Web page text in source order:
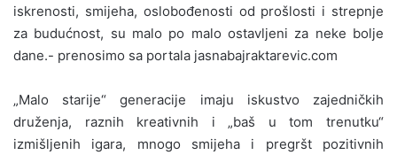
iskrenosti, smijeha, oslobođenosti od prošlosti i strepnje
za budućnost, su malo po malo ostavljeni za neke bolje
dane.- prenosimo sa portala jasnabajraktarevic.com
„Malo starije“ generacije imaju iskustvo zajedničkih
druženja, raznih kreativnih i „baš u tom trenutku“
izmišljenih igara, mnogo smijeha i pregršt pozitivnih